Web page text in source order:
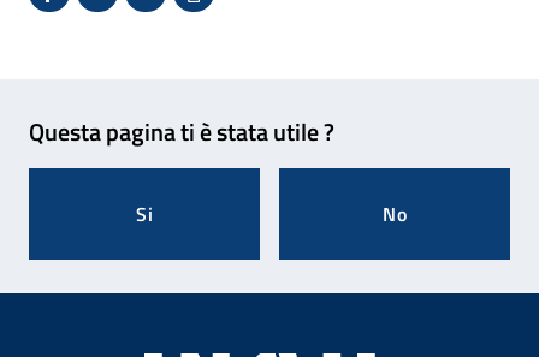
Condividi su Facebook - Sito esterno - Apertura in
X - Sito esterno - Apertura in nuova finestra
Invio Mail: apre il programma di posta
Stampa pagina: scelta meno
Questa pagina ti è stata utile ?
Si No